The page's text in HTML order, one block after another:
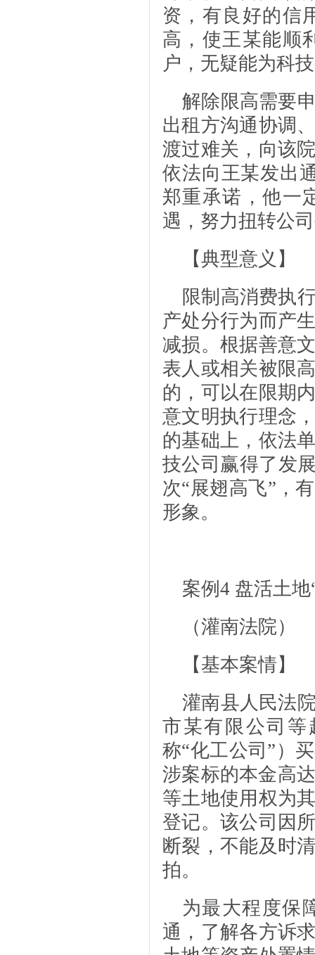
资，有良好的信
高，使王某能顺
户，无疑能为科
解除限高需要
出租方沟通协调
渡过难关，向该
依法向王某发出
郑重承诺，他一
遇，努力扭转公
【典型意义】
限制高消费执
产处分行为而产
减损。根据善意
表人或相关被限
的，可以在限期
意文明执行理念
的基础上，依法
技公司赢得了发
次“展翅高飞”，
形象。
案例4 盘活土
（灌南法院）
【基本案情】
灌南县人民法
市某有限公司
称“化工公司”）
涉案标的本金高
等土地使用权为
登记。该公司因
断裂，不能及时
拍。
为最大程度保
通，了解各方诉